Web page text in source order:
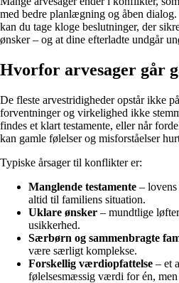
med bedre planlægning og åben
kan du tage kloge beslutninger, der
ønsker – og at dine efterladte undgår
Hvorfor arvesager går
De fleste arvestridigheder opstår ikke
forventninger og virkelighed ikke
findes et klart testamente, eller når
kan gamle følelser og misforståelser
Typiske årsager til konflikter er:
Manglende testamente –
altid til familiens situation.
Uklare ønsker – mundtlige
usikkerhed.
Særbørn og sammenbragte
være særligt komplekse.
Forskellig værdiopfattelse – et
følelsesmæssig værdi for én,